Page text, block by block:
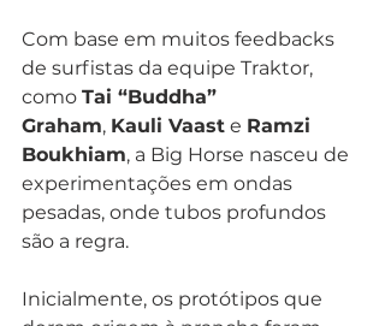
Com base em muitos feedbacks
de surfistas da equipe Traktor,
como Tai “Buddha”
Graham, Kauli Vaast e Ramzi
Boukhiam, a Big Horse nasceu de
experimentações em ondas
pesadas, onde tubos profundos
são a regra.
Inicialmente, os protótipos que